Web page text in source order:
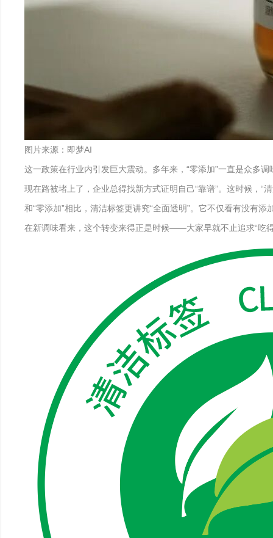
图片来源：即梦AI
这一政策在行业内引发巨大震动。多年来，“零添加”一直是众多
现在路被堵上了，企业总得找新方式证明自己“靠谱”。这时候，“
和“零添加”相比，清洁标签更讲究“全面透明”。它不仅看有没有
在新调味看来，这个转变来得正是时候——大家早就不止追求“吃